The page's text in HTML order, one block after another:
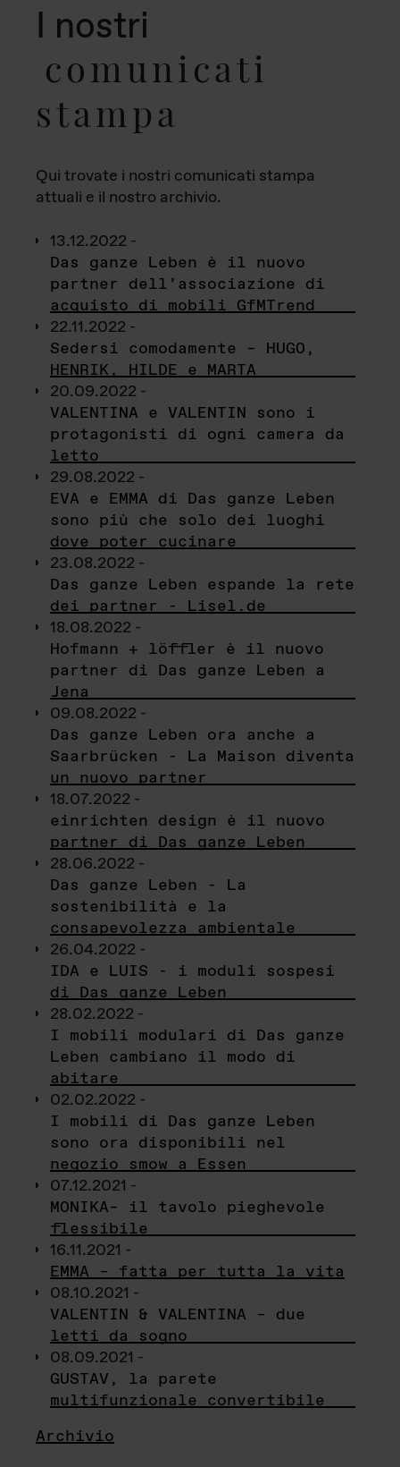
I nostri
comunicati
stampa
Qui trovate i nostri comunicati stampa
attuali e il nostro archivio.
13.12.2022 -
Das ganze Leben è il nuovo
partner dell’associazione di
acquisto di mobili GfMTrend
22.11.2022 -
Sedersi comodamente – HUGO,
HENRIK, HILDE e MARTA
20.09.2022 -
VALENTINA e VALENTIN sono i
protagonisti di ogni camera da
letto
29.08.2022 -
EVA e EMMA di Das ganze Leben
sono più che solo dei luoghi
dove poter cucinare
23.08.2022 -
Das ganze Leben espande la rete
dei partner - Lisel.de
18.08.2022 -
Hofmann + löffler è il nuovo
partner di Das ganze Leben a
Jena
09.08.2022 -
Das ganze Leben ora anche a
Saarbrücken - La Maison diventa
un nuovo partner
18.07.2022 -
einrichten design è il nuovo
partner di Das ganze Leben
28.06.2022 -
Das ganze Leben - La
sostenibilità e la
consapevolezza ambientale
26.04.2022 -
IDA e LUIS - i moduli sospesi
di Das ganze Leben
28.02.2022 -
I mobili modulari di Das ganze
Leben cambiano il modo di
abitare
02.02.2022 -
I mobili di Das ganze Leben
sono ora disponibili nel
negozio smow a Essen
07.12.2021 -
MONIKA– il tavolo pieghevole
flessibile
16.11.2021 -
EMMA – fatta per tutta la vita
08.10.2021 -
VALENTIN & VALENTINA – due
letti da sogno
08.09.2021 -
GUSTAV, la parete
multifunzionale convertibile
Archivio